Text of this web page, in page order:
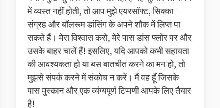
में व्यस्त नहीं होती, तो आप मुझे एयरसॉफ्ट, सिक्का
संग्रह और बॉलरूम डांसिंग के अपने शौक में लिप्त पा
सकते हैं। मेरा विश्वास करो, मेरे पास डांस फ्लोर पर और
उसके बाहर चालें हैं! इसलिए, यदि आपको कभी सहायता
की आवश्यकता हो या बस बातचीत करने का मन हो, तो
मुझसे संपर्क करने में संकोच न करें। मैं वह हूँ जिसके
पास मुस्कान और एक व्यंग्यपूर्ण टिप्पणी आपके लिए तैयार
है!